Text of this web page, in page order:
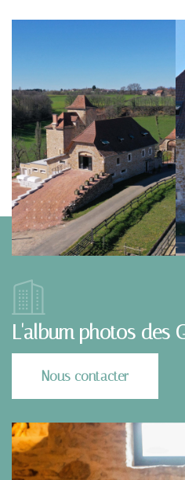
L'album photos des
Nous contacter